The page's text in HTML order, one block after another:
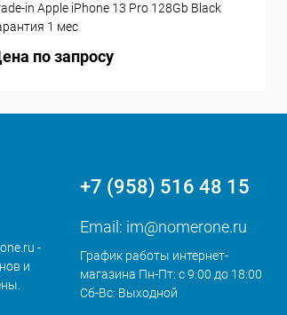
in Apple iPhone 13 Pro 128Gb Black
1 мес
по запросу
-
и
+7 (958) 516 48 15
Email: im@nomerone.ru
График работы интернет-
магазина Пн-Пт: с 9:00 до 18:00
Сб-Вс: Выходной